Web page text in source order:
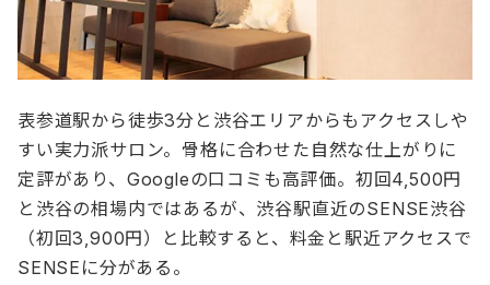
表参道駅から徒歩3分と渋谷エリアからもアクセスしや
すい実力派サロン。骨格に合わせた自然な仕上がりに
定評があり、Googleの口コミも高評価。初回4,500円
と渋谷の相場内ではあるが、渋谷駅直近のSENSE渋谷
（初回3,900円）と比較すると、料金と駅近アクセスで
SENSEに分がある。